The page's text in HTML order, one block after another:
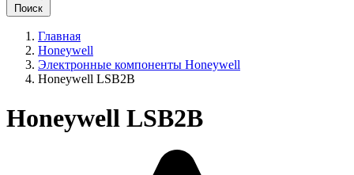
Поиск
Главная
Honeywell
Электронные компоненты Honeywell
Honeywell LSB2B
Honeywell LSB2B